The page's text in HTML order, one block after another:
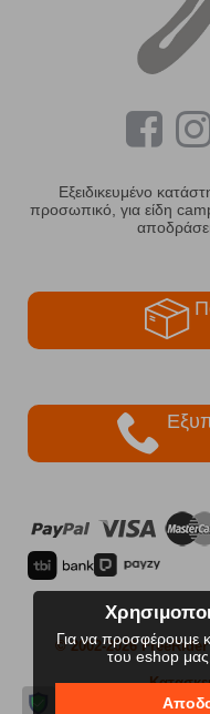
Εξειδικευμένο
προσωπικό, για είδη
© 2002-2026
Για να προσφέρουμε
του eshop μας.